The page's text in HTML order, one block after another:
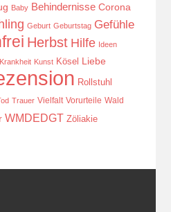
Baby Behindernisse Corona
Geburt Geburtstag Gefühle
Herbst Hilfe Ideen
Krankheit Kunst Kösel Liebe
Rollstuhl
Trauer Vielfalt Vorurteile Wald
WMDEDGT Zöliakie